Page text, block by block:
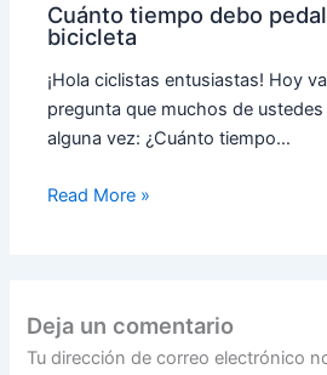
Cuánto tiempo debo
bicicleta
¡Hola ciclistas entusiastas! Hoy
pregunta que muchos de
alguna vez: ¿Cuánto tiempo…
Read More »
Deja un comentario
Tu dirección de correo electrónico